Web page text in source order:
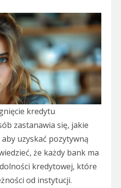
kredytu
zastanawia się, jakie
uzyskać pozytywną
że każdy bank ma
kredytowej, które
od instytucji.